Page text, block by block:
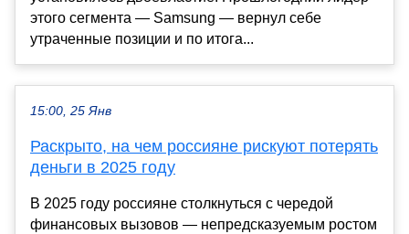
этого сегмента — Samsung — вернул себе
утраченные позиции и по итога...
15:00, 25 Янв
Раскрыто, на чем россияне рискуют потерять
деньги в 2025 году
В 2025 году россияне столкнуться с чередой
финансовых вызовов — непредсказуемым ростом